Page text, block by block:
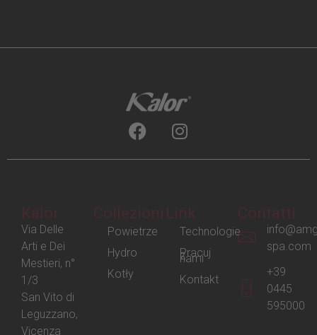
Kalor
Via Delle
Arti e Dei
Mestieri, n°
1/3
San Vito di
Leguzzano,
Vicenza
Collezioni
Powietrze
Hydro
Kotły
Link
Technologie
Pracuj
z
nami
Kontakt
Contatti
spa.com
+39
0445
595000